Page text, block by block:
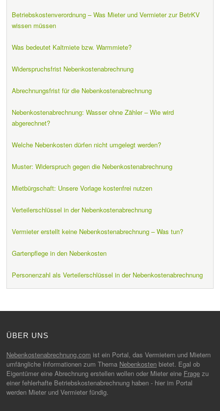
Betriebskostenverordnung – Was Mieter und Vermieter zur BetrKV
wissen müssen
Was bedeutet Kaltmiete bzw. Warmmiete?
Widerspruchsfrist Nebenkostenabrechnung
Abrechnungsfrist für die Nebenkostenabrechnung
Nebenkostenabrechnung: Wasser ohne Zähler – Wie wird
abgerechnet?
Welche Nebenkosten dürfen nicht umgelegt werden?
Muster: Widerspruch gegen die Nebenkostenabrechnung
Mietbürgschaft: Unsere Vorlage kostenfrei nutzen
Verteilerschlüssel in der Nebenkostenabrechnung
Vermieter erstellt keine Nebenkostenabrechnung – Was tun?
Gartenpflege in den Nebenkosten
Personenzahl als Verteilerschlüssel in der Nebenkostenabrechnung
ÜBER UNS
Nebenkostenabrechnung.com ist ein Portal, das Vermietern und Mietern
umfängliche Informationen zum Thema Nebenkosten bietet. Egal ob
Eigentümer eine Abrechnung erstellen wollen oder Mieter eine Frage zu
einer fehlerhafte Betriebskostenabrechnung haben - hier im Portal
werden Mieter und Vermieter fündig.